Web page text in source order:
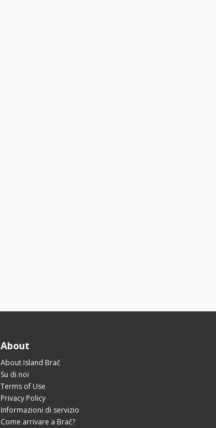
About
About Island Brač
Su di noi
Terms of Use
Privacy Policy
Informazioni di servizio
Come arrivare a Brač?